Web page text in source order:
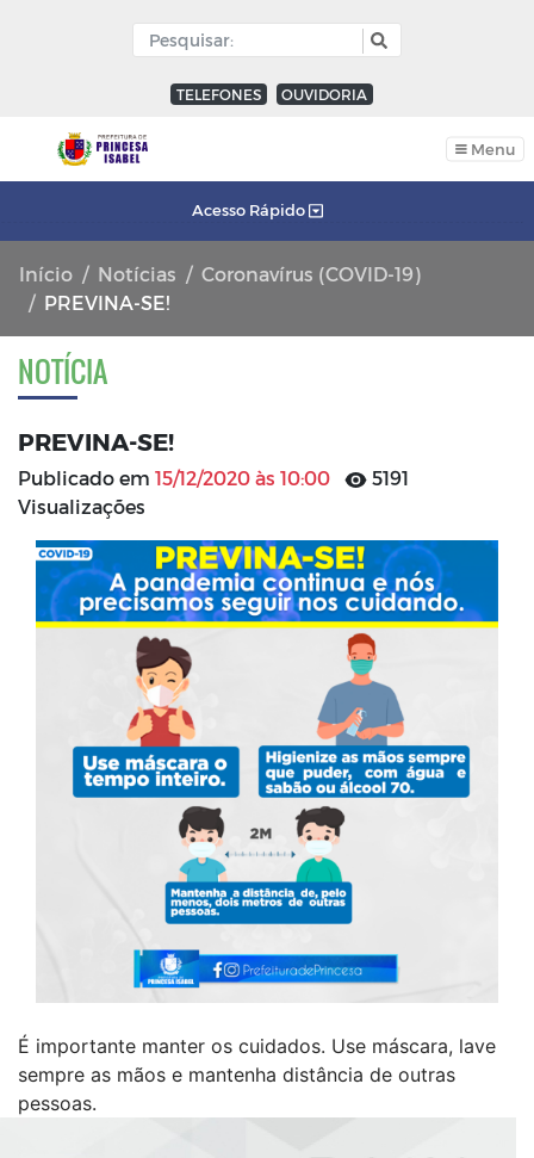
TELEFONES OUVIDORIA
Menu
Acesso Rápido
Início Notícias
Coronavírus (COVID-19)
PREVINA-SE!
NOTÍCIA
PREVINA-SE!
Publicado em 15/12/2020 às 10:00
5191
Visualizações
É importante manter os cuidados. Use máscara, lave
sempre as mãos e mantenha distância de outras
pessoas.